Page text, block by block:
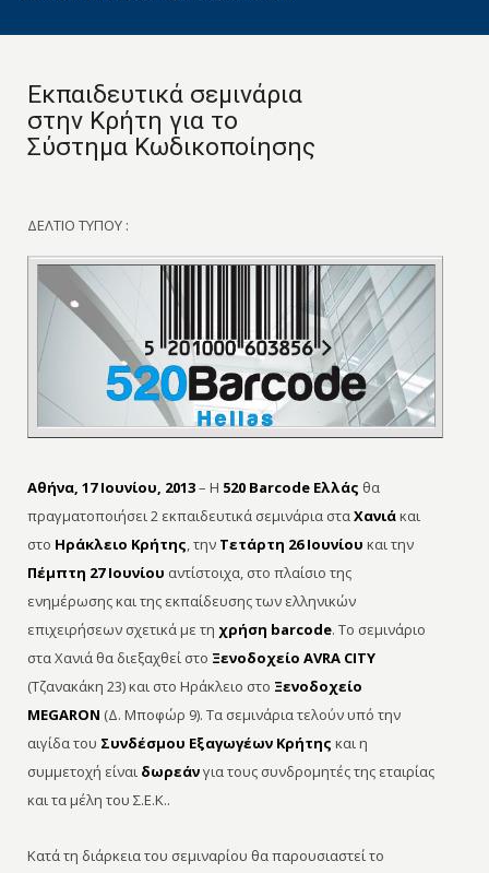
Εκπαιδευτικά σεμινάρια
στην Κρήτη για το
Σύστημα Κωδικοποίησης
ΔΕΛΤΙΟ ΤΥΠΟΥ :
Αθήνα, 17 Ιουνίου, 2013– Η 520 Barcode Ελλάς θα
πραγματοποιήσει 2 εκπαιδευτικά σεμινάρια σταΧανιάκαι
στο Ηράκλειο Κρήτης, την Τετάρτη 26 Ιουνίου και την
Πέμπτη 27 Ιουνίου αντίστοιχα, στο πλαίσιο της
ενημέρωσης και της εκπαίδευσης των ελληνικών
επιχειρήσεων σχετικά με τη χρήση barcode. Το σεμινάριο
στα Χανιά θα διεξαχθεί στο Ξενοδοχείο AVRA CITY
(Τζανακάκη 23) και στο Ηράκλειο στο Ξενοδοχείο
MEGARON (Δ. Μποφώρ 9). Τα σεμινάρια τελούν υπό την
αιγίδα του Συνδέσμου Εξαγωγέων Κρήτης και η
συμμετοχή είναι δωρεάνγια τους συνδρομητές της εταιρίας
και τα μέλη του Σ.Ε.Κ..
Κατά τη διάρκεια του σεμιναρίου θα παρουσιαστεί το